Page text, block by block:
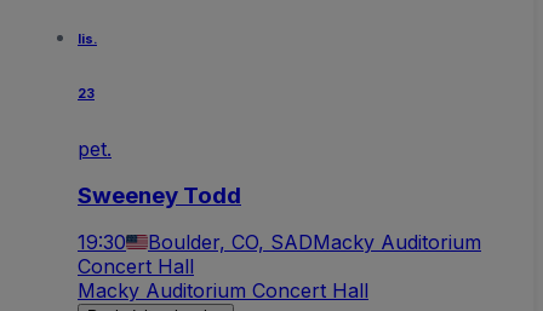
lis.
23
pet.
Sweeney Todd
19:30 Boulder, CO, SADMacky Auditorium
Concert Hall
Macky Auditorium Concert Hall